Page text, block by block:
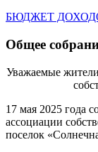
БЮДЖЕТ
Общее
Уважаемые
17 мая 2025 года
ассоциации
поселок